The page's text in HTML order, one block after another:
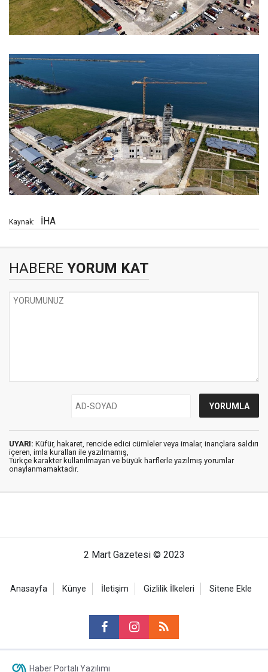
Kaynak: İHA
HABERE YORUM KAT
UYARI: Küfür, hakaret, rencide edici cümleler veya imalar, inançlara saldırı
içeren, imla kuralları ile yazılmamış,
Türkçe karakter kullanılmayan ve büyük harflerle yazılmış yorumlar
onaylanmamaktadır.
2 Mart Gazetesi © 2023
Anasayfa Künye İletişim Gizlilik İlkeleri Sitene Ekle
Haber Portalı Yazılımı